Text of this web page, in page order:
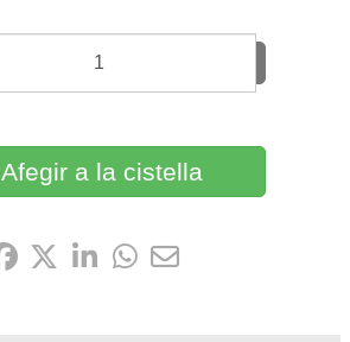
Afegir a la cistella